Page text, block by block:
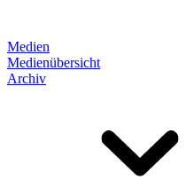
Medien
Medienübersicht
Archiv